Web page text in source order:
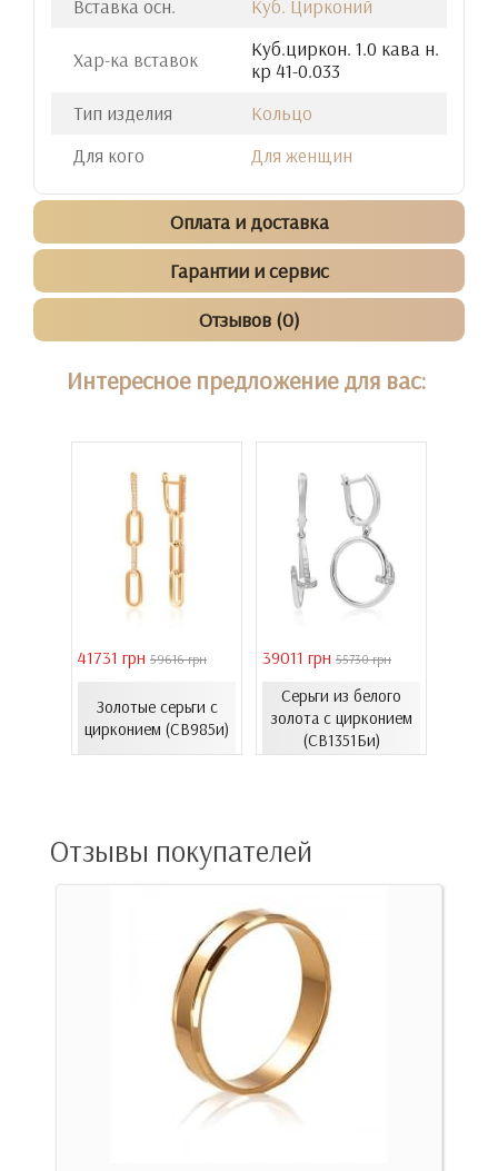
Вставка осн. Куб. Цирконий
Хар-ка вставок
Куб.циркон. 1.0 кава н.
кр 41-0.033
Тип изделия
Кольцо
Для кого
Для женщин
Оплата и доставка
Гарантии и сервис
Отзывов (0)
Интересное предложение для вас:
41731 грн 59616 грн
Золотые серьги с
цирконием (СВ985и)
39011 грн 55730 грн
Серьги из белого
золота с цирконием
(СВ1351Би)
Отзывы покупателей